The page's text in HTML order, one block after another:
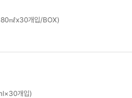
㎖x30개입/BOX)
개입)